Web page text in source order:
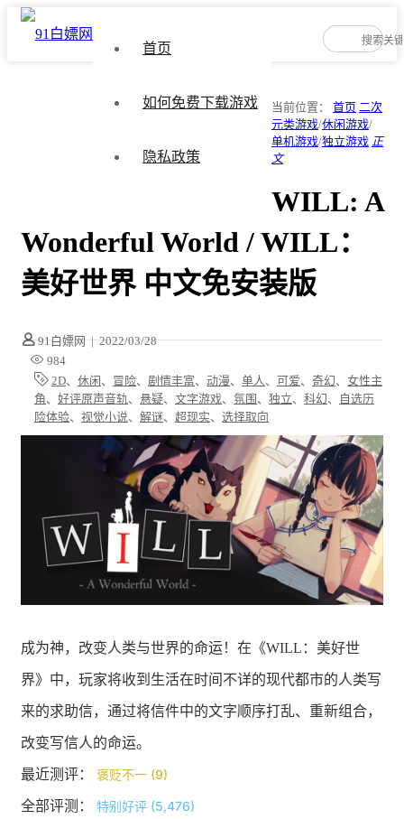
首页
如何免费下载游戏
隐私政策
当前位置： 首页 二次
元类游戏/休闲游戏/
单机游戏/独立游戏 正
文
WILL: A
Wonderful World / WILL：
美好世界 中文免安装版
91白嫖网 | 2022/03/28
984
2D、 休闲 、 冒险、 剧情丰富、 动漫、 单人 、 可爱、 奇幻、 女性主
角、 好评原声音轨 、 悬疑、 文字游戏、 氛围 、 独立、 科幻、
自选历
险体验、 视觉小说、 解谜、 超现实、 选择取向
成为神，改变人类与世界的命运！在《WILL：美好世
界》中，玩家将收到生活在时间不详的现代都市的人类写
来的求助信，通过将信件中的文字顺序打乱、重新组合，
改变写信人的命运。
最近测评： 褒贬不一 (9)
全部评测： 特别好评 (5,476)